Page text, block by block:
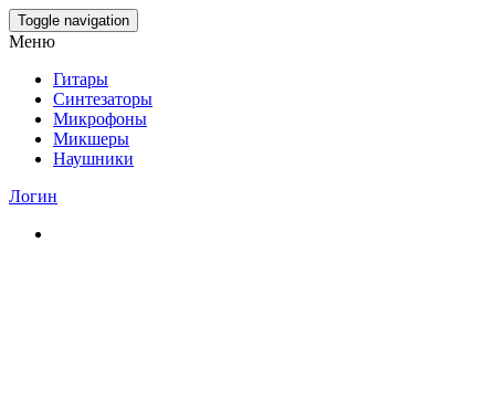
Skip
to
content
Toggle navigation
Меню
Гитары
Синтезаторы
Микрофоны
Микшеры
Наушники
Логин